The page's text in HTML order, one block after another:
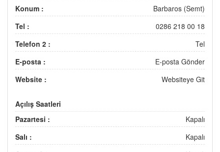
Konum :
Barbaros (Semt)
Tel :
0286 218 00 18
Telefon 2 :
Tel
E-posta :
E-posta Gönder
Website :
Websiteye Git
Açılış Saatleri
Pazartesi :
Kapalı
Salı :
Kapalı